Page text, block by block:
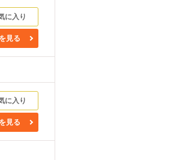
見る
見る